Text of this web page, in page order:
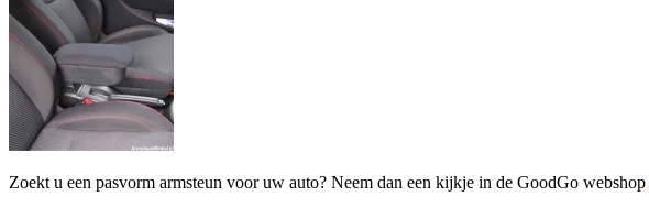
Zoekt u een pasvorm armsteun voor uw auto? Neem dan een kijkje in de GoodGo webshop